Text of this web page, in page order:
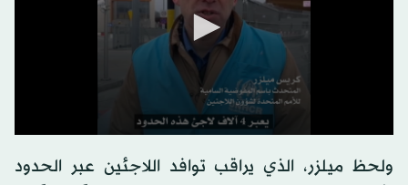
ولحظ ميلزر، الذي يراقب توافد اللاجئين عبر الحدود